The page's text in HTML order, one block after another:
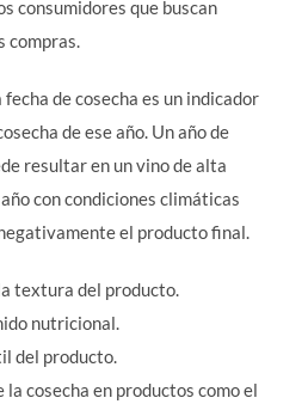
consumidores que buscan
compras.
fecha de cosecha es un indicador
de ese año. Un año de
resultar en un vino de alta
con condiciones climáticas
el producto final.
textura del producto.
nutricional.
del producto.
la cosecha en productos como el